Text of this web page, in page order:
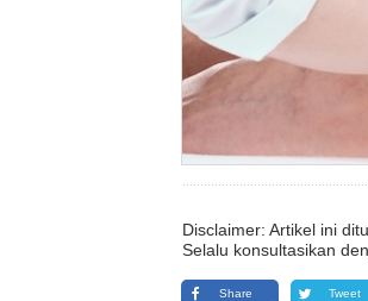
Disclaimer: Artikel ini
Selalu konsultasikan
Share Tweet